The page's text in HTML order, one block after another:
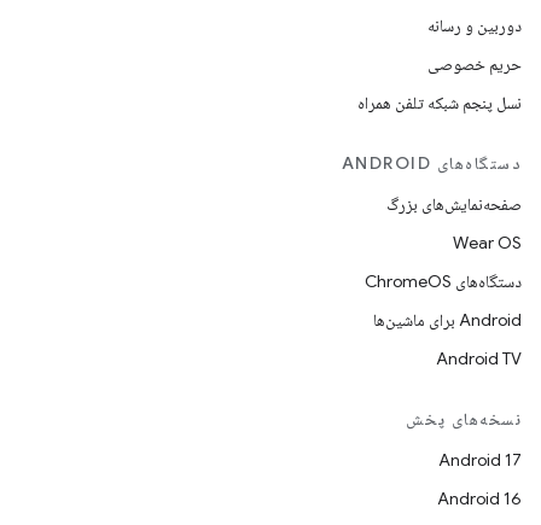
دوربین و رسانه
حریم خصوصی
نسل پنجم شبکه تلفن همراه
دستگاه‌های ANDROID
صفحه‌نمایش‌های بزرگ
Wear OS
دستگاه‌های ChromeOS
Android برای ماشین‌ها
Android TV
نسخه‌های پخش
Android 17
Android 16